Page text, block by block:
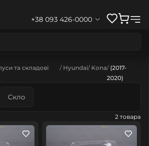
+38 093 426-0000
та складові
Hyundai Kona (2017-
2020)
Скло
2 товара